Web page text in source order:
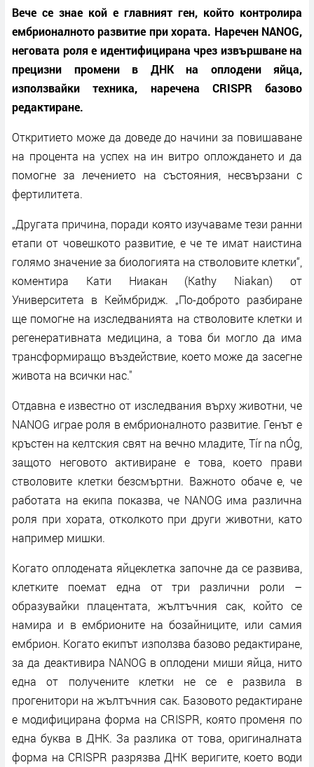
Вече се знае кой е главният ген, който контролира
ембрионалното развитие при хората. Наречен NANOG,
неговата роля е идентифицирана чрез извършване на
прецизни промени в ДНК на оплодени яйца,
използвайки техника, наречена CRISPR базово
редактиране.
Откритието може да доведе до начини за повишаване
на процента на успех на ин витро оплождането и да
помогне за лечението на състояния, несвързани с
фертилитета.
„Другата причина, поради която изучаваме тези ранни
етапи от човешкото развитие, е че те имат наистина
голямо значение за биологията на стволовите клетки“,
коментира Кати Ниакан (Kathy Niakan) от
Университета в Кеймбридж. „По-доброто разбиране
ще помогне на изследванията на стволовите клетки и
регенеративната медицина, а това би могло да има
трансформиращо въздействие, което може да засегне
живота на всички нас."
Отдавна е известно от изследвания върху животни, че
NANOG играе роля в ембрионалното развитие. Генът е
кръстен на келтския свят на вечно младите, Tír na nÓg,
защото неговото активиране е това, което прави
стволовите клетки безсмъртни. Важното обаче е, че
работата на екипа показва, че NANOG има различна
роля при хората, отколкото при други животни, като
например мишки.
Когато оплодената яйцеклетка започне да се развива,
клетките поемат една от три различни роли –
образувайки плацентата, жълтъчния сак, който се
намира и в ембрионите на бозайниците, или самия
ембрион. Когато екипът използва базово редактиране,
за да деактивира NANOG в оплодени миши яйца, нито
една от получените клетки не се е развила в
прогенитори на жълтъчния сак. Базовото редактиране
е модифицирана форма на CRISPR, която променя по
една буква в ДНК. За разлика от това, оригиналната
форма на CRISPR разрязва ДНК веригите, което води